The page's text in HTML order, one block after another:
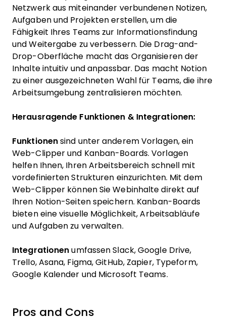
Netzwerk aus miteinander verbundenen Notizen,
Aufgaben und Projekten erstellen, um die
Fähigkeit Ihres Teams zur Informationsfindung
und Weitergabe zu verbessern. Die Drag-and-
Drop-Oberfläche macht das Organisieren der
Inhalte intuitiv und anpassbar. Das macht Notion
zu einer ausgezeichneten Wahl für Teams, die ihre
Arbeitsumgebung zentralisieren möchten.
Herausragende Funktionen & Integrationen:
Funktionen sind unter anderem Vorlagen, ein
Web-Clipper und Kanban-Boards. Vorlagen
helfen Ihnen, Ihren Arbeitsbereich schnell mit
vordefinierten Strukturen einzurichten. Mit dem
Web-Clipper können Sie Webinhalte direkt auf
Ihren Notion-Seiten speichern. Kanban-Boards
bieten eine visuelle Möglichkeit, Arbeitsabläufe
und Aufgaben zu verwalten.
Integrationen umfassen Slack, Google Drive,
Trello, Asana, Figma, GitHub, Zapier, Typeform,
Google Kalender und Microsoft Teams.
Pros and Cons